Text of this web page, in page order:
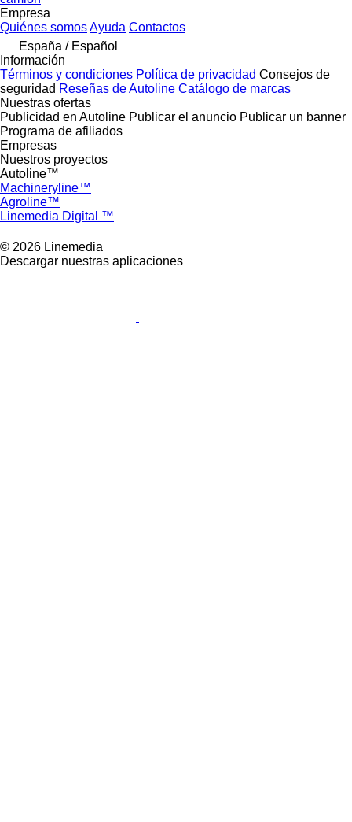
Empresa
Quiénes somosAyuda Contactos
España / Español
Información
Términos y condiciones Política de privacidad Consejos de
seguridad Reseñas de Autoline Catálogo de marcas
Nuestras ofertas
Publicidad en Autoline Publicar el anuncio Publicar un banner
Programa de afiliados
Empresas
Nuestros proyectos
Autoline™
Machineryline™
Agroline™
Linemedia Digital ™
© 2026 Linemedia
Descargar nuestras aplicaciones